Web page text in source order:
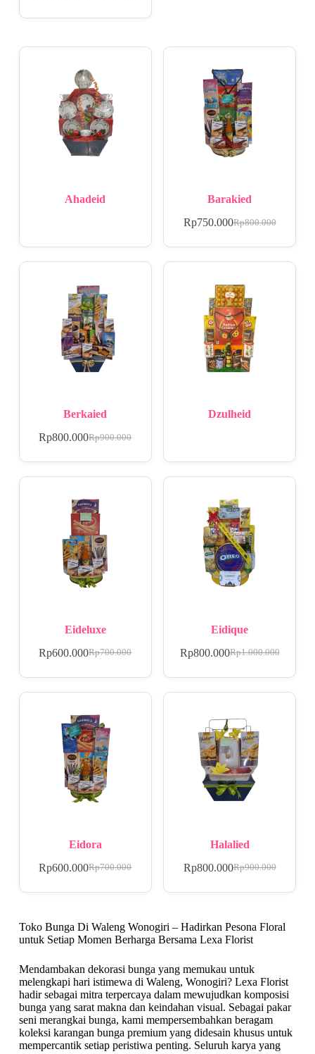
Ahadeid Barakied
Rp800.000
Rp750.000
Berkaied
Rp900.000
Rp800.000
Dzulheid
Eideluxe
Rp700.000
Rp600.000
Eidique
Rp1.000.000
Rp800.000
Eidora
Rp700.000
Rp600.000
Halalied
Rp900.000
Rp800.000
Toko Bunga Di Waleng Wonogiri – Hadirkan Pesona Floral
untuk Setiap Momen Berharga Bersama Lexa Florist
Mendambakan dekorasi bunga yang memukau untuk
melengkapi hari istimewa di Waleng, Wonogiri? Lexa Florist
hadir sebagai mitra terpercaya dalam mewujudkan komposisi
bunga yang sarat makna dan keindahan visual. Sebagai pakar
seni merangkai bunga, kami mempersembahkan beragam
koleksi karangan bunga premium yang didesain khusus untuk
mempercantik setiap peristiwa penting. Seluruh karya yang